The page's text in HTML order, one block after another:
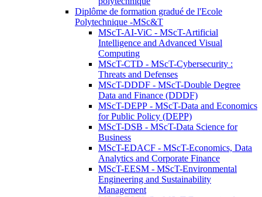
Diplôme de formation gradué de l'Ecole
Polytechnique -MSc&T
MScT-AI-ViC - MScT-Artificial
Intelligence and Advanced Visual
Computing
MScT-CTD - MScT-Cybersecurity :
Threats and Defenses
MScT-DDDF - MScT-Double Degree
Data and Finance (DDDF)
MScT-DEPP - MScT-Data and Economics
for Public Policy (DEPP)
MScT-DSB - MScT-Data Science for
Business
MScT-EDACF - MScT-Economics, Data
Analytics and Corporate Finance
MScT-EESM - MScT-Environmental
Engineering and Sustainability
Management